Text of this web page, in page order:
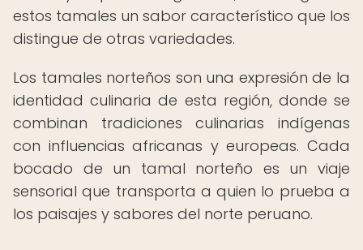
estos tamales un sabor característico que los
distingue de otras variedades.
Los tamales norteños son una expresión de la
identidad culinaria de esta región, donde se
combinan tradiciones culinarias indígenas
con influencias africanas y europeas. Cada
bocado de un tamal norteño es un viaje
sensorial que transporta a quien lo prueba a
los paisajes y sabores del norte peruano.